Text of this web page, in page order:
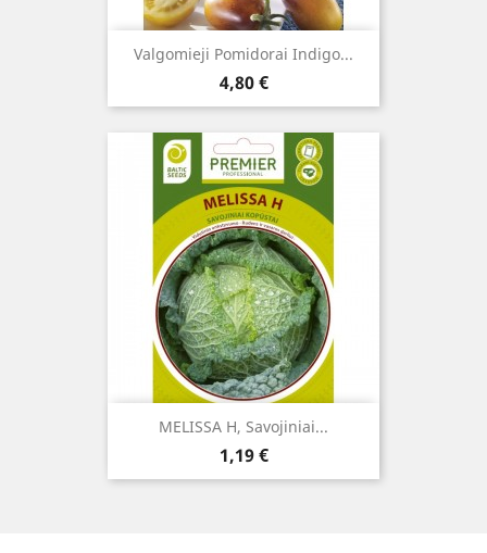
Valgomieji Pomidorai Indigo...
Kaina
4,80 €
MELISSA H, Savojiniai...
Kaina
1,19 €